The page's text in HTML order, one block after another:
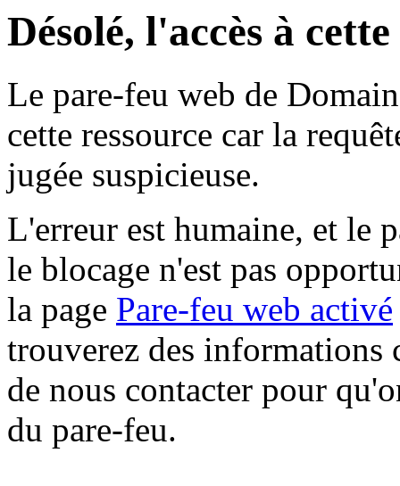
Désolé, l'accès à
Le pare-feu web de
cette ressource car la
jugée suspicieuse.
L'erreur est humaine, et le
le blocage n'est pas
la page Pare-feu web activé
trouverez des informations
de nous contacter pour
du pare-feu.